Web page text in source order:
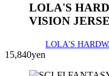
LOLA'S
VISION
LOLA'S
15,840yen